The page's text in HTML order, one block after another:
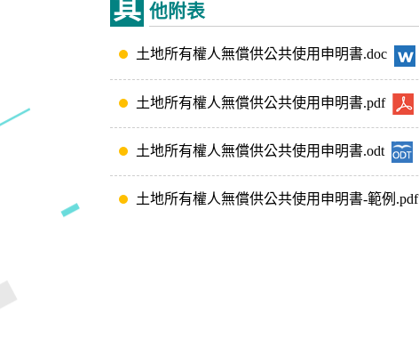
其 他附表
土地所有權人無償供公共使用申明書.doc
土地所有權人無償供公共使用申明書.pdf
土地所有權人無償供公共使用申明書.odt
土地所有權人無償供公共使用申明書-範例.pdf